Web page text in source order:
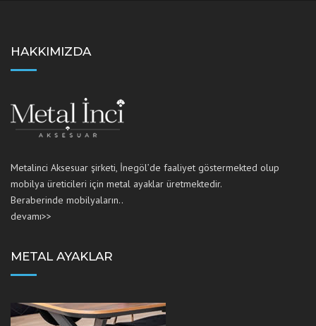
HAKKIMIZDA
Metalinci Aksesuar şirketi, İnegöl’de faaliyet göstermekted olup
mobilya üreticileri için metal ayaklar üretmektedir.
Beraberinde mobilyaların..
devamı>>
METAL AYAKLAR